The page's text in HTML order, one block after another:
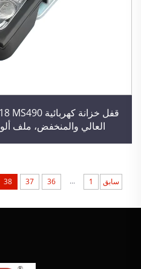
العالي والمنخفض، ملف
سابق 1
...
36
37
38